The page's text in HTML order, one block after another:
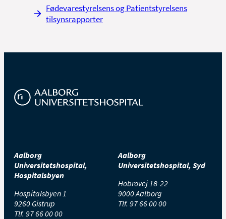
Fødevarestyrelsens og Patientstyrelsens
tilsynsrapporter
Aalborg
Universitetshospital,
Hospitalsbyen
Hospitalsbyen 1
9260 Gistrup
Tlf. 97 66 00 00
Aalborg
Universitetshospital, Syd
Hobrovej 18-22
9000 Aalborg
Tlf. 97 66 00 00